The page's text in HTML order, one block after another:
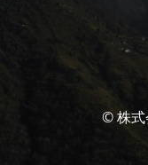
© 株式